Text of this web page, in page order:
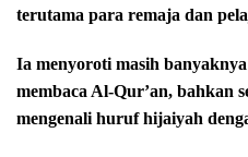
terutama para remaja dan
Ia menyoroti masih
membaca Al-Qur’an, bahkan
mengenali huruf hijaiyah